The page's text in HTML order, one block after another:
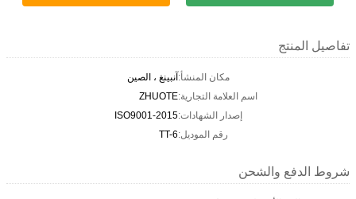
تفاصيل المنتج
مكان المنشأ:آنبينغ ، الصين
اسم العلامة التجارية:ZHUOTE
إصدار الشهادات:ISO9001-2015
رقم الموديل:TT-6
شروط الدفع والشحن